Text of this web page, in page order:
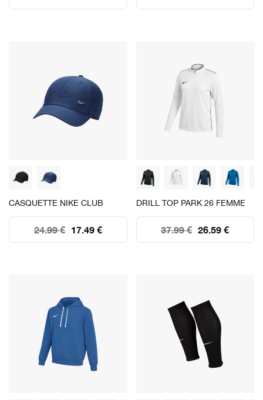
CASQUETTE NIKE CLUB
17.49 €
24.99 €
DRILL TOP PARK 26 FEMME
26.59 €
37.99 €